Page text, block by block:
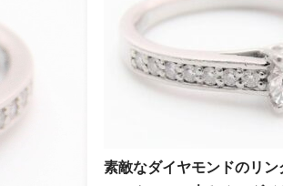
素敵なダイヤモンドのリン